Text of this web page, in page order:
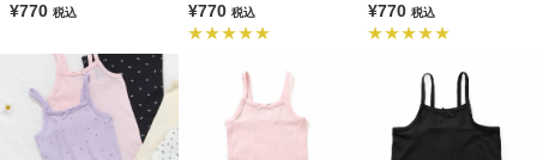
¥770 税込 ¥770税込 ¥770 税込